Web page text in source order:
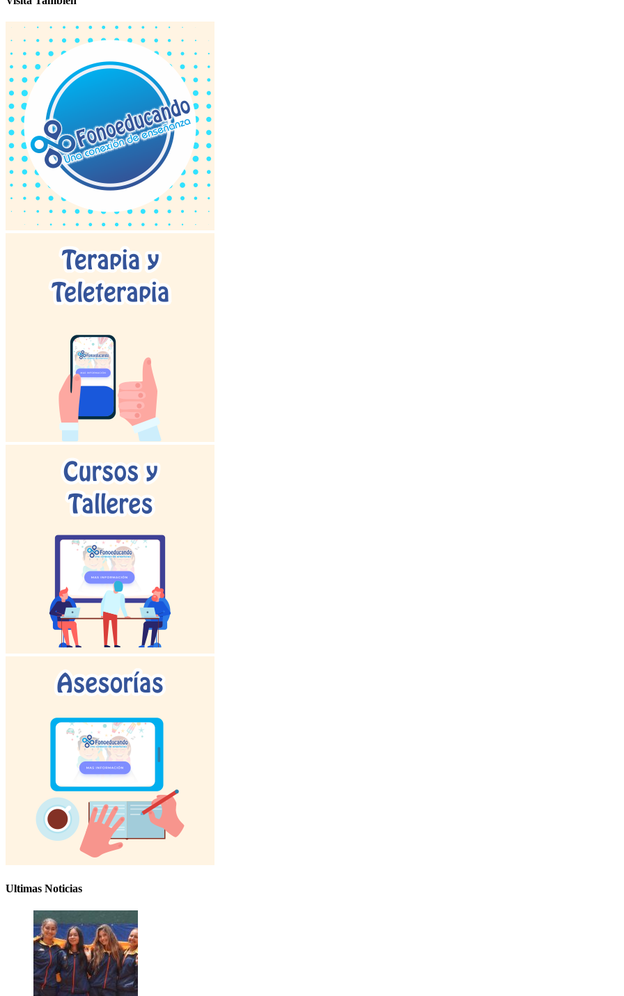
Ultimas Noticias